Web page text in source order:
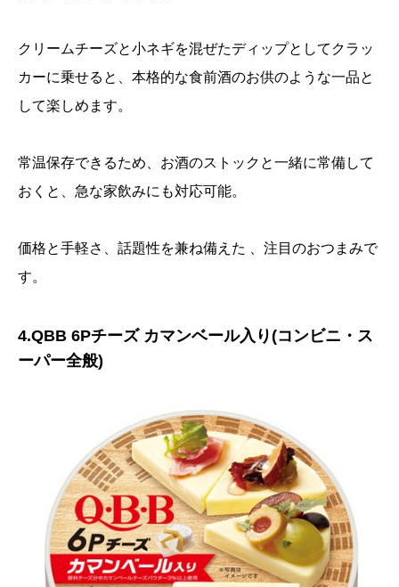
クリームチーズと小ネギを混ぜたディップとしてクラッ
カーに乗せると、本格的な食前酒のお供のような一品と
して楽しめます。
常温保存できるため、お酒のストックと一緒に常備して
おくと、急な家飲みにも対応可能。
価格と手軽さ、話題性を兼ね備えた 、注目のおつまみで
す。
4.QBB 6Pチーズ カマンベール入り(コンビニ・ス
ーパー全般)